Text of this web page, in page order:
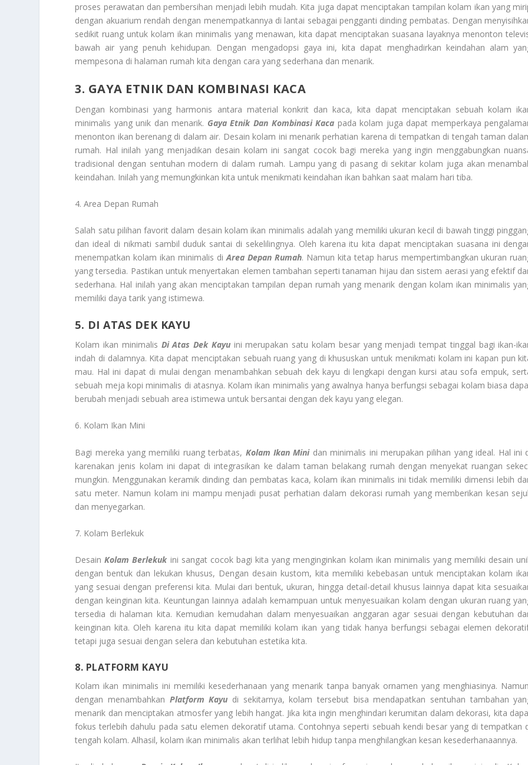
proses perawatan dan pembersihan menjadi lebih mudah. Kita juga dapat menciptakan tampilan kolam ikan yang
dengan akuarium rendah dengan menempatkannya di lantai sebagai pengganti dinding pembatas. Dengan
sedikit ruang untuk kolam ikan minimalis yang menawan, kita dapat menciptakan suasana layaknya menonton
bawah air yang penuh kehidupan. Dengan mengadopsi gaya ini, kita dapat menghadirkan keindahan alam
mempesona di halaman rumah kita dengan cara yang sederhana dan menarik.
3. GAYA ETNIK DAN KOMBINASI KACA
Dengan kombinasi yang harmonis antara material konkrit dan kaca, kita dapat menciptakan sebuah kolam
minimalis yang unik dan menarik. Gaya Etnik Dan Kombinasi Kaca pada kolam juga dapat memperkaya
menonton ikan berenang di dalam air. Desain kolam ini menarik perhatian karena di tempatkan di tengah taman
rumah. Hal inilah yang menjadikan desain kolam ini sangat cocok bagi mereka yang ingin menggabungkan
tradisional dengan sentuhan modern di dalam rumah. Lampu yang di pasang di sekitar kolam juga akan
keindahan. Inilah yang memungkinkan kita untuk menikmati keindahan ikan bahkan saat malam hari tiba.
4. Area Depan Rumah
Salah satu pilihan favorit dalam desain kolam ikan minimalis adalah yang memiliki ukuran kecil di bawah tinggi
dan ideal di nikmati sambil duduk santai di sekelilingnya. Oleh karena itu kita dapat menciptakan suasana ini
menempatkan kolam ikan minimalis diArea Depan Rumah. Namun kita tetap harus mempertimbangkan ukuran
yang tersedia. Pastikan untuk menyertakan elemen tambahan seperti tanaman hijau dan sistem aerasi yang efektif
sederhana. Hal inilah yang akan menciptakan tampilan depan rumah yang menarik dengan kolam ikan minimalis
memiliki daya tarik yang istimewa.
5. DI ATAS DEK KAYU
Kolam ikan minimalis Di Atas Dek Kayuini merupakan satu kolam besar yang menjadi tempat tinggal bagi ikan-
indah di dalamnya. Kita dapat menciptakan sebuah ruang yang di khususkan untuk menikmati kolam ini kapan pun
mau. Hal ini dapat di mulai dengan menambahkan sebuah dek kayu di lengkapi dengan kursi atau sofa empuk,
sebuah meja kopi minimalis di atasnya. Kolam ikan minimalis yang awalnya hanya berfungsi sebagai kolam biasa
berubah menjadi sebuah area istimewa untuk bersantai dengan dek kayu yang elegan.
6. Kolam Ikan Mini
Bagi mereka yang memiliki ruang terbatas, Kolam Ikan Minidan minimalis ini merupakan pilihan yang ideal. Hal ini
karenakan jenis kolam ini dapat di integrasikan ke dalam taman belakang rumah dengan menyekat ruangan
mungkin. Menggunakan keramik dinding dan pembatas kaca, kolam ikan minimalis ini tidak memiliki dimensi lebih
satu meter. Namun kolam ini mampu menjadi pusat perhatian dalam dekorasi rumah yang memberikan kesan
dan menyegarkan.
7. Kolam Berlekuk
DesainKolam Berlekukini sangat cocok bagi kita yang menginginkan kolam ikan minimalis yang memiliki desain
dengan bentuk dan lekukan khusus, Dengan desain kustom, kita memiliki kebebasan untuk menciptakan kolam
yang sesuai dengan preferensi kita. Mulai dari bentuk, ukuran, hingga detail-detail khusus lainnya dapat kita
dengan keinginan kita. Keuntungan lainnya adalah kemampuan untuk menyesuaikan kolam dengan ukuran ruang
tersedia di halaman kita. Kemudian kemudahan dalam menyesuaikan anggaran agar sesuai dengan kebutuhan
keinginan kita. Oleh karena itu kita dapat memiliki kolam ikan yang tidak hanya berfungsi sebagai elemen
tetapi juga sesuai dengan selera dan kebutuhan estetika kita.
8. PLATFORM KAYU
Kolam ikan minimalis ini memiliki kesederhanaan yang menarik tanpa banyak ornamen yang menghiasinya.
dengan menambahkan Platform Kayu di sekitarnya, kolam tersebut bisa mendapatkan sentuhan tambahan
menarik dan menciptakan atmosfer yang lebih hangat. Jika kita ingin menghindari kerumitan dalam dekorasi, kita
fokus terlebih dahulu pada satu elemen dekoratif utama. Contohnya seperti sebuah kendi besar yang di tempatkan
tengah kolam. Alhasil, kolam ikan minimalis akan terlihat lebih hidup tanpa menghilangkan kesan kesederhanaannya.